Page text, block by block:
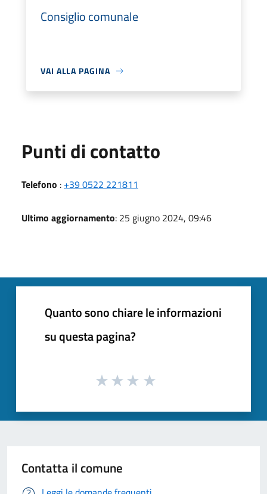
Consiglio comunale
VAI ALLA PAGINA
Punti di contatto
Telefono : +39 0522 221811
Ultimo aggiornamento: 25 giugno 2024, 09:46
Quanto sono chiare le informazioni
su questa pagina?
Contatta il comune